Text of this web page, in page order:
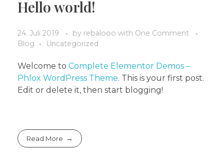
Hello world!
24. Juli 2019 by rebalooo with One Comment
Blog
Uncategorized
Welcome to Complete Elementor Demos –
Phlox WordPress Theme. This is your first post.
Edit or delete it, then start blogging!
Read More